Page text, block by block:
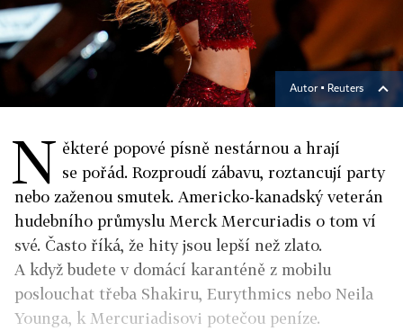
Autor ▪ Reuters
N ěkteré popové písně nestárnou a hrají
se pořád. Rozproudí zábavu, roztancují party
nebo zaženou smutek. Americko-kanadský veterán
hudebního průmyslu Merck Mercuriadis o tom ví
své. Často říká, že hity jsou lepší než zlato.
A když budete v domácí karanténě z mobilu
poslouchat třeba Shakiru, Eurythmics nebo Neila
Younga, k Mercuriadisovi potečou peníze.